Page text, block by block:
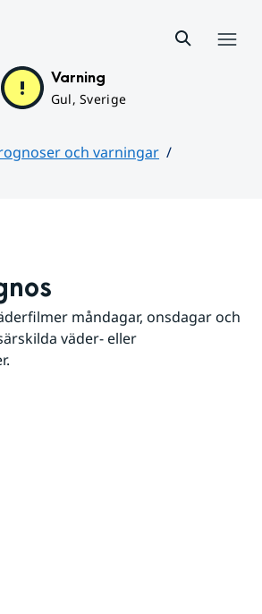
Varning
Gul, Sverige
och varningar
måndagar, onsdagar och
väder- eller